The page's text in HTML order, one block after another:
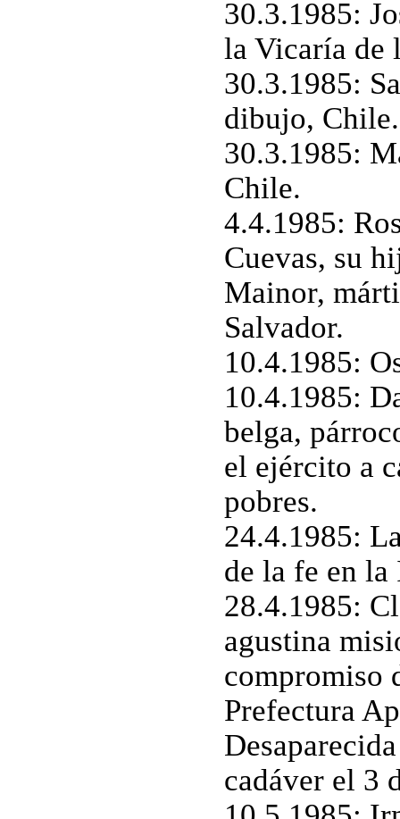
30.3.1985:
la Vicaría de
30.3.1985:
dibujo, Chile.
30.3.1985:
Chile.
4.4.1985:
Cuevas, su
Mainor,
Salvador.
10.4.1985:
10.4.1985:
belga,
el ejército a
pobres.
24.4.1985:
de la fe en la
28.4.1985:
agustina
compromiso
Prefectura
cadáver el 3